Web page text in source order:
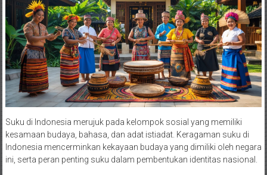
Suku di Indonesia merujuk pada kelompok sosial yang memiliki
kesamaan budaya, bahasa, dan adat istiadat. Keragaman suku di
Indonesia mencerminkan kekayaan budaya yang dimiliki oleh negara
ini, serta peran penting suku dalam pembentukan identitas nasional.